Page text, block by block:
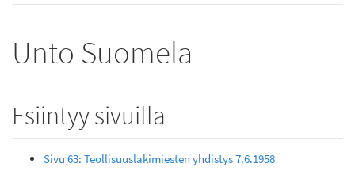
Unto Suomela
Esiintyy sivuilla
Sivu 63: Teollisuuslakimiesten yhdistys 7.6.1958